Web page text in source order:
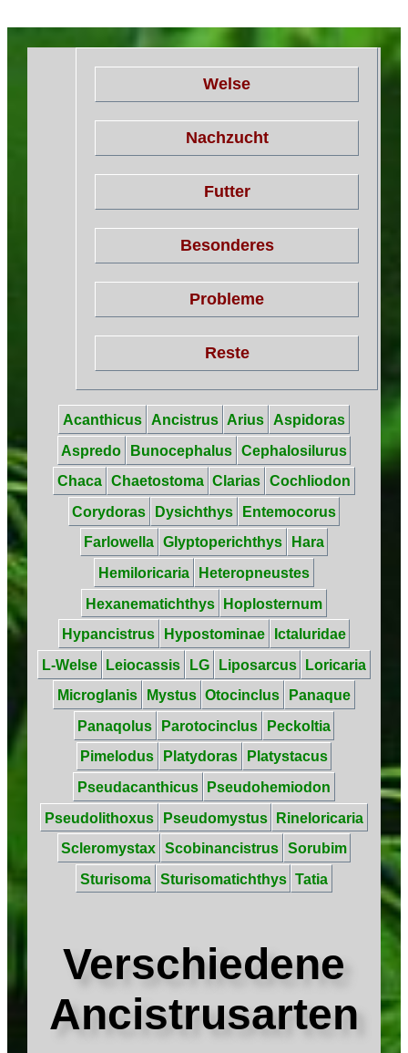
Welse
Nachzucht
Futter
Besonderes
Probleme
Reste
Acanthicus Ancistrus Arius
Aspidoras
Aspredo
Bunocephalus Cephalosilurus
Chaca Chaetostoma Clarias Cochliodon
Corydoras
Dysichthys
Entemocorus
Farlowella Glyptoperichthys
Hara
Hemiloricaria
Heteropneustes
Hexanematichthys
Hoplosternum
Hypancistrus
Hypostominae
Ictaluridae
L-Welse
Leiocassis LG Liposarcus
Loricaria
Microglanis
Mystus Otocinclus
Panaque
Panaqolus
Parotocinclus
Peckoltia
Pimelodus
Platydoras
Platystacus
Pseudacanthicus
Pseudohemiodon
Pseudolithoxus
Pseudomystus
Rineloricaria
Scleromystax Scobinancistrus Sorubim
Sturisoma Sturisomatichthys Tatia
Verschiedene
Ancistrusarten